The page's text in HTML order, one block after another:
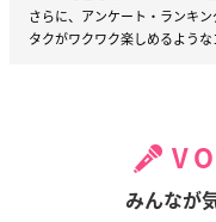
さらに、アンケート・ランキ
タクがワクワク楽しめるような
みんなが